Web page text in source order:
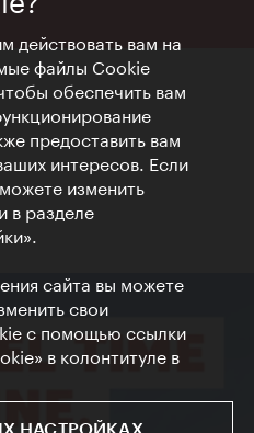
действовать вам на
файлы Cookie
обеспечить вам
предоставить вам
интересов. Если
изменить
в разделе
сайта вы можете
свои
с помощью ссылки
в колонтитуле в
НАСТРОЙКАХ